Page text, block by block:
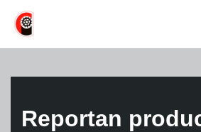
Saltar
Reportan